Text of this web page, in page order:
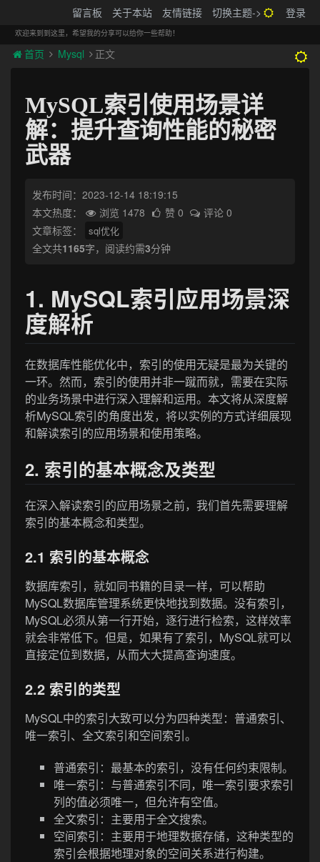
留言板 关于本站 友情链接 切换主题-> 登录
欢迎来到到这里，希望我的分享可以给你一些帮助！
首页 Mysql 正文
MySQL索引使用场景详
解：提升查询性能的秘密
武器
发布时间：2023-12-14 18:19:15
本文热度：
浏览 1478 赞 0
评论 0
文章标签：
sql优化
全文共1165字，阅读约需3分钟
1. MySQL索引应用场景深
度解析
在数据库性能优化中，索引的使用无疑是最为关键的
一环。然而，索引的使用并非一蹴而就，需要在实际
的业务场景中进行深入理解和运用。本文将从深度解
析MySQL索引的角度出发，将以实例的方式详细展现
和解读索引的应用场景和使用策略。
2. 索引的基本概念及类型
在深入解读索引的应用场景之前，我们首先需要理解
索引的基本概念和类型。
2.1 索引的基本概念
数据库索引，就如同书籍的目录一样，可以帮助
MySQL数据库管理系统更快地找到数据。没有索引，
MySQL必须从第一行开始，逐行进行检索，这样效率
就会非常低下。但是，如果有了索引，MySQL就可以
直接定位到数据，从而大大提高查询速度。
2.2 索引的类型
MySQL中的索引大致可以分为四种类型：普通索引、
唯一索引、全文索引和空间索引。
普通索引：最基本的索引，没有任何约束限制。
唯一索引：与普通索引不同，唯一索引要求索引
列的值必须唯一，但允许有空值。
全文索引：主要用于全文搜索。
空间索引：主要用于地理数据存储，这种类型的
索引会根据地理对象的空间关系进行构建。